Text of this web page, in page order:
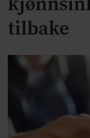
tilbake